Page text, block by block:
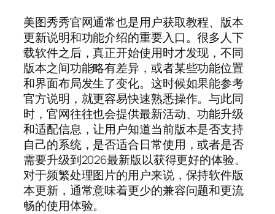
美图秀秀官网通常也是用户获取教程、版本
更新说明和功能介绍的重要入口。很多人下
载软件之后，真正开始使用时才发现，不同
版本之间功能略有差异，或者某些功能位置
和界面布局发生了变化。这时候如果能参考
官方说明，就更容易快速熟悉操作。与此同
时，官网往往也会提供最新活动、功能升级
和适配信息，让用户知道当前版本是否支持
自己的系统，是否适合日常使用，或者是否
需要升级到2026最新版以获得更好的体验。
对于频繁处理图片的用户来说，保持软件版
本更新，通常意味着更少的兼容问题和更流
畅的使用体验。